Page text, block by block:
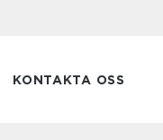
KONTAKTA OSS